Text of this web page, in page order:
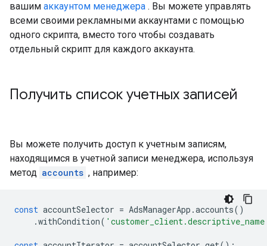
вашим аккаунтом менеджера . Вы можете управлять
всеми своими рекламными аккаунтами с помощью
одного скрипта, вместо того чтобы создавать
отдельный скрипт для каждого аккаунта.
Получить список учетных записей
Вы можете получить доступ к учетным записям,
находящимся в учетной записи менеджера, используя
метод accounts , например:
const accountSelector = AdsManagerApp .accounts()
.withCondition(